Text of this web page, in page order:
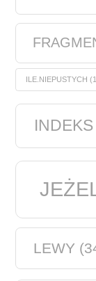
ILE.NIEPUSTYCH
INDEKS
LEWY